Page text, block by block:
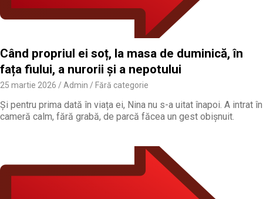
Când propriul ei soț, la masa de duminică, în
fața fiului, a nurorii și a nepotului
25 martie 2026 Admin Fără categorie
Și pentru prima dată în viața ei, Nina nu s-a uitat înapoi. A intrat în
cameră calm, fără grabă, de parcă făcea un gest obișnuit.